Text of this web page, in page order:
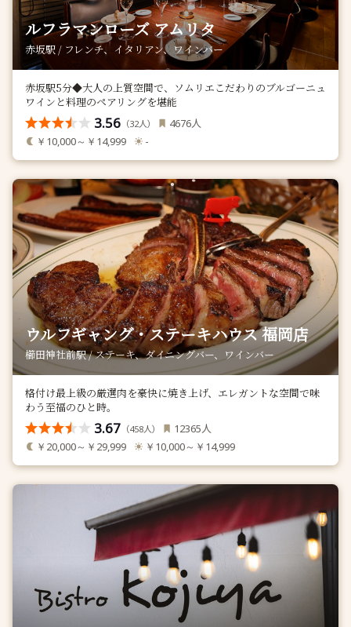
ルフラマンローズ アムリタ
赤坂駅 / フレンチ、イタリアン、ワインバー
赤坂駅5分◆大人の上質空間で、ソムリエこだわりのブルゴーニュ
ワインと料理のペアリングを堪能
3.56 （32人） 4676人
￥10,000～￥14,999 -
ウルフギャング・ステーキハウス 福岡店
櫛田神社前駅 / ステーキ、ダイニングバー、ワインバー
格付け最上級の厳選肉を豪快に焼き上げ、エレガントな空間で味
わう至福のひと時。
3.67 （458人） 12365人
￥20,000～￥29,999 ￥10,000～￥14,999